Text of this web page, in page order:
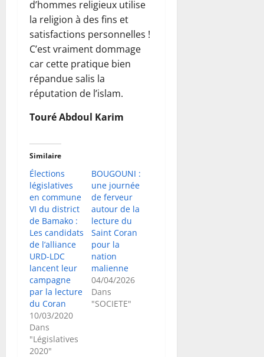
d’hommes religieux utilise
la religion à des fins et
satisfactions personnelles !
C’est vraiment dommage
car cette pratique bien
répandue salis la
réputation de l’islam.
Touré Abdoul Karim
Similaire
Élections
législatives
en commune
VI du district
de Bamako :
Les candidats
de l’alliance
URD-LDC
lancent leur
campagne
par la lecture
du Coran
10/03/2020
Dans
"Législatives
2020"
BOUGOUNI :
une journée
de ferveur
autour de la
lecture du
Saint Coran
pour la
nation
malienne
04/04/2026
Dans
"SOCIETE"